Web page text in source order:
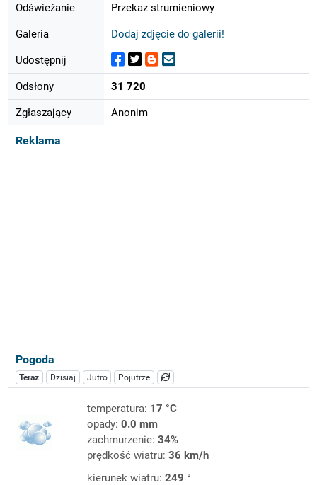
Odświeżanie Przekaz strumieniowy
Galeria Dodaj zdjęcie do galerii!
Udostępnij
Odsłony 31 720
Zgłaszający Anonim
Reklama
Pogoda
Teraz Dzisiaj Jutro Pojutrze
temperatura: 17 °C
opady: 0.0 mm
zachmurzenie: 34%
prędkość wiatru: 36 km/h
kierunek wiatru: 249 °